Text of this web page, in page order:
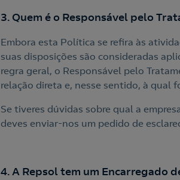
3. Quem é o Responsável pelo
Embora esta Política se refira às
suas disposições são consideradas
regra geral, o Responsável pelo
relação direta e, nesse sentido, à qual
Se tiveres dúvidas sobre qual a
deves enviar-nos um pedido de
4. A Repsol tem um Encarregado